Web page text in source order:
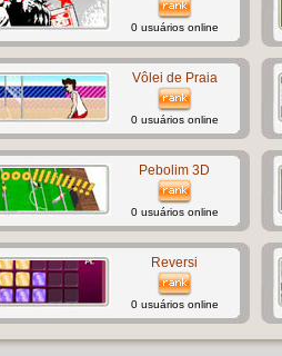
0 usuários online
Vôlei de Praia
0 usuários online
Pebolim 3D
0 usuários online
Reversi
0 usuários online